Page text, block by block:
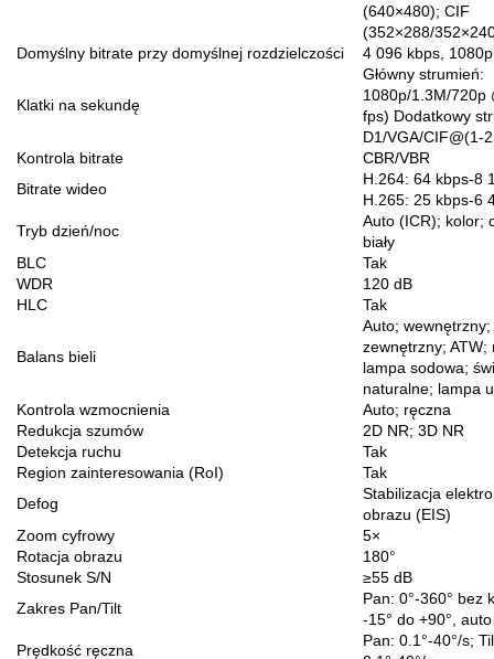
(640×480); CIF
(352×288/
Domyślny bitrate przy domyślnej rozdzielczości
4 096 kbps, 1080p
Klatki na sekundę
Główny strumień:
1080p/1.3M/720p
fps) Dodatkowy
D1/VGA/CIF@(1-
Kontrola bitrate
CBR/VBR
Bitrate wideo
H.264: 64 kbps-8
H.265: 25 kbps-6
Tryb dzień/noc
Auto (ICR); kolor;
biały
BLC
Tak
WDR
120 dB
HLC
Tak
Balans bieli
Auto; wewnętrzny;
zewnętrzny; ATW;
lampa sodowa;
naturalne; lampa
Kontrola wzmocnienia
Auto; ręczna
Redukcja szumów
2D NR; 3D NR
Detekcja ruchu
Tak
Region zainteresowania (RoI)
Tak
Defog
Stabilizacja
obrazu (EIS)
Zoom cyfrowy
5×
Rotacja obrazu
180°
Stosunek S/N
≥55 dB
Zakres Pan/Tilt
Pan: 0°-360° bez
-15° do +90°,
Prędkość ręczna
Pan: 0.1°-40°/s;